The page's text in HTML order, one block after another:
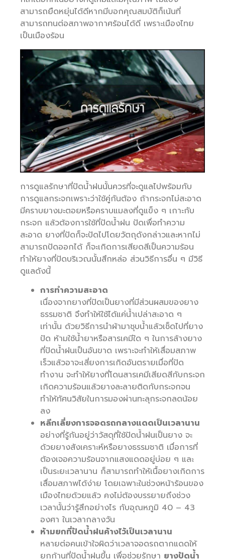
สามารถยืดหยุ่นได้ดีหากมีบอกคุณสมบัติก็เน้นที่
สามารถทนต่อสภาพอากาศร้อนได้ดี เพราะเมืองไทย
เป็นเมืองร้อน
การดูแลรักษาที่ปัดน้ำฝนนั้นควรที่จะดูแลไปพร้อมกับ
การดูแลกระจกเพราะว่าใช้คู่กันต้อง ถ้ากระจกไม่สะอาด
มีคราบยางมะตอยหรือคราบแมลงที่ดูแข็ง ๆ เกาะกับ
กระจก แล้วต้องการใช้ที่ปัดน้ำฝน ปัดเพื่อทำความ
สะอาด ยางที่ปัดก็จะปัดไปโดยวัตถุดังกล่าวและหากไม่
สามารถปัดออกได้ ก็จะเกิดการเสียดสีเป็นความร้อน
ทำให้ยางที่ปัดบริเวณนั้นสึกหล่อ ส่วนวิธีการอื่น ๆ มีวิธี
ดูแลดังนี้
การทำความสะอาด
เนื่องจากยางที่ปัดเป็นยางที่มีส่วนผสมของยาง
ธรรมชาติ จึงทำให้ใช้ได้แค่น้ำเปล่าสะอาด ๆ
เท่านั้น ด้วยวิธีการนำผ้ามาชุบน้ำแล้วเช็ดไปที่ยาง
ปัด ห้ามใช้น้ำยาหรือสารเคมีใด ๆ ในการล้างยาง
ที่ปัดน้ำฝนเป็นอันขาด เพราะจะทำให้เสื่อมสภาพ
เร็วแล้วอาจะเสี่ยงการเกิดอันตรายเมื่อที่ปัด
ทำงาน จะทำให้ยางที่โดนสารเคมีเสียดสีกับกระจก
เกิดความร้อนแล้วยางละลายติดกับกระจกจน
ทำให้ทัศนวิสัยในการมองผ่านทะลุกระจกลดน้อย
ลง
หลีกเลี่ยงการจอดรถกลางแดดเป็นเวลานาน
อย่างที่รู้กันอยู่ว่าวัสดุที่ใช้ปัดน้ำฝนเป็นยาง จะ
ด้วยยางสังเคราะห์หรือยางธรรมชาติ เมื่อการที่
ต้องเจอความร้อนจากแสงแดดอยู่บ่อย ๆ และ
เป็นระยะเวลานาน ก็สามารถทำให้เนื้อยางเกิดการ
เสื่อมสภาพได้ง่าย โดยเฉพาะในช่วงหน้าร้อนของ
เมืองไทยด้วยแล้ว คงไม่ต้องบรรยายถึงช่วง
เวลานั้นว่ารู้สึกอย่างไร กับอุณหภูมิ 40 – 43
องศา ในเวลากลางวัน
ห้ามยกที่ปัดน้ำฝนค้างไว้เป็นเวลานาน
หลายต่อคนเข้าใจผิดว่าเวลาจอดรถตากแดดให้
ยกก้านที่ปัดน้ำฝนขึ้น เพื่อช่วยรักษา ยางปัดน้ำ